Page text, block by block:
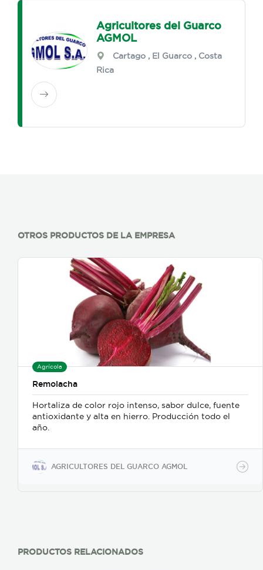
Agricultores del Guarco
AGMOL
Cartago , El Guarco , Costa
Rica
OTROS PRODUCTOS DE LA EMPRESA
Agrícola
Remolacha
Hortaliza de color rojo intenso, sabor dulce, fuente
antioxidante y alta en hierro. Producción todo el
año.
AGRICULTORES DEL GUARCO AGMOL
PRODUCTOS RELACIONADOS